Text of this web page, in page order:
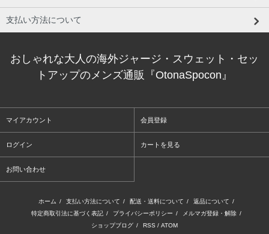
支払い方法について
おしゃれな大人の海外ジャージ・スウェット・セッ
トアップのメンズ通販『OtonaSpocon』
マイアカウント 会員登録
ログイン カートを見る
お問い合わせ
ホーム / 支払い方法について / 配送・送料について / 返品について /
特定商取引法に基づく表記 / プライバシーポリシー / メルマガ登録・解除 /
ショップブログ / RSS / ATOM